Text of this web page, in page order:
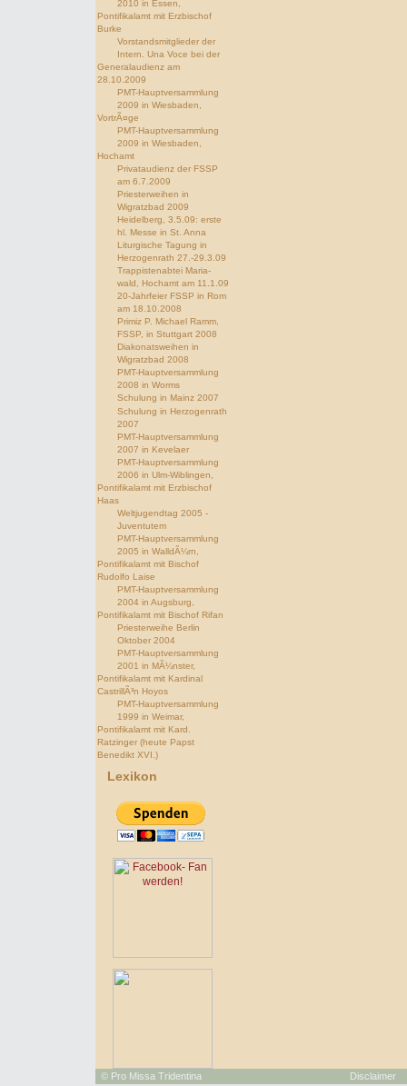
2010 in Essen,
Pontifikalamt mit Erzbischof
Burke
Vorstandsmitglieder der
Intern. Una Voce bei der
Generalaudienz am
28.10.2009
PMT-Hauptversammlung
2009 in Wiesbaden,
VortrÃ¤ge
PMT-Hauptversammlung
2009 in Wiesbaden,
Hochamt
Privataudienz der FSSP
am 6.7.2009
Priesterweihen in
Wigratzbad 2009
Heidelberg, 3.5.09: erste
hl. Messe in St. Anna
Liturgische Tagung in
Herzogenrath 27.-29.3.09
Trappistenabtei Maria-
wald, Hochamt am 11.1.09
20-Jahrfeier FSSP in Rom
am 18.10.2008
Primiz P. Michael Ramm,
FSSP, in Stuttgart 2008
Diakonatsweihen in
Wigratzbad 2008
PMT-Hauptversammlung
2008 in Worms
Schulung in Mainz 2007
Schulung in Herzogenrath
2007
PMT-Hauptversammlung
2007 in Kevelaer
PMT-Hauptversammlung
2006 in Ulm-Wiblingen,
Pontifikalamt mit Erzbischof
Haas
Weltjugendtag 2005 -
Juventutem
PMT-Hauptversammlung
2005 in WalldÃ¼rn,
Pontifikalamt mit Bischof
Rudolfo Laise
PMT-Hauptversammlung
2004 in Augsburg,
Pontifikalamt mit Bischof Rifan
Priesterweihe Berlin
Oktober 2004
PMT-Hauptversammlung
2001 in MÃ¼nster,
Pontifikalamt mit Kardinal
CastrillÃ³n Hoyos
PMT-Hauptversammlung
1999 in Weimar,
Pontifikalamt mit Kard.
Ratzinger (heute Papst
Benedikt XVI.)
Lexikon
© Pro Missa Tridentina Disclaimer